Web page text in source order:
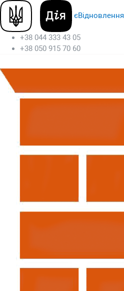
єВідновлення
+38 044 333 43 05
+38 050 915 70 60